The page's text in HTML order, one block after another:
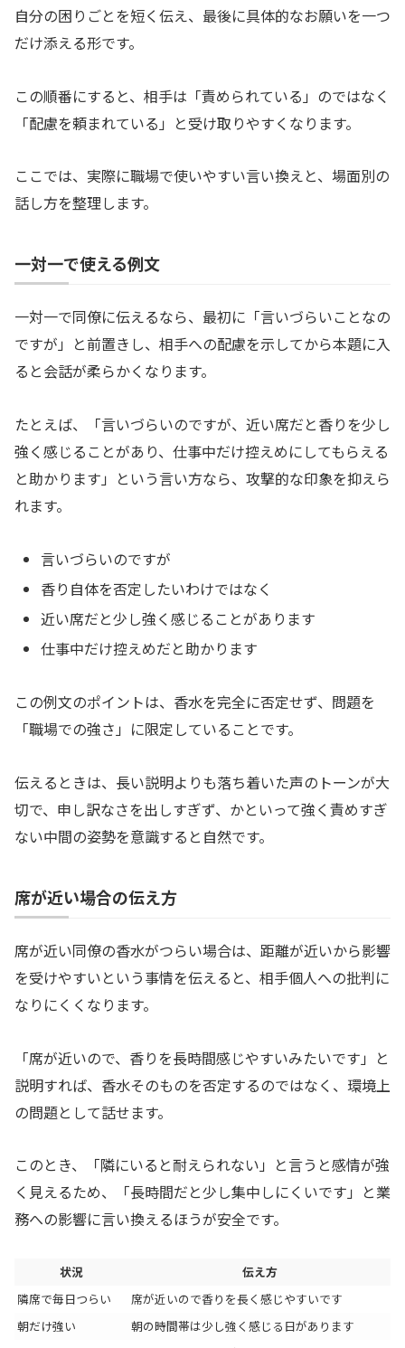
自分の困りごとを短く伝え、最後に具体的なお願いを一つ
だけ添える形です。
この順番にすると、相手は「責められている」のではなく
「配慮を頼まれている」と受け取りやすくなります。
ここでは、実際に職場で使いやすい言い換えと、場面別の
話し方を整理します。
一対一で使える例文
一対一で同僚に伝えるなら、最初に「言いづらいことなの
ですが」と前置きし、相手への配慮を示してから本題に入
ると会話が柔らかくなります。
たとえば、「言いづらいのですが、近い席だと香りを少し
強く感じることがあり、仕事中だけ控えめにしてもらえる
と助かります」という言い方なら、攻撃的な印象を抑えら
れます。
言いづらいのですが
香り自体を否定したいわけではなく
近い席だと少し強く感じることがあります
仕事中だけ控えめだと助かります
この例文のポイントは、香水を完全に否定せず、問題を
「職場での強さ」に限定していることです。
伝えるときは、長い説明よりも落ち着いた声のトーンが大
切で、申し訳なさを出しすぎず、かといって強く責めすぎ
ない中間の姿勢を意識すると自然です。
席が近い場合の伝え方
席が近い同僚の香水がつらい場合は、距離が近いから影響
を受けやすいという事情を伝えると、相手個人への批判に
なりにくくなります。
「席が近いので、香りを長時間感じやすいみたいです」と
説明すれば、香水そのものを否定するのではなく、環境上
の問題として話せます。
このとき、「隣にいると耐えられない」と言うと感情が強
く見えるため、「長時間だと少し集中しにくいです」と業
務への影響に言い換えるほうが安全です。
状況
伝え方
隣席で毎日つらい
席が近いので香りを長く感じやすいです
朝だけ強い
朝の時間帯は少し強く感じる日があります